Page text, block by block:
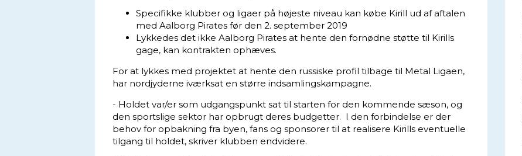
Specifikke klubber og ligaer på højeste niveau kan købe Kirill ud af aftalen
med Aalborg Pirates før den 2. september 2019
Lykkedes det ikke Aalborg Pirates at hente den fornødne støtte til Kirills
gage, kan kontrakten ophæves.
For at lykkes med projektet at hente den russiske profil tilbage til Metal Ligaen,
har nordjyderne iværksat en større indsamlingskampagne.
- Holdet var/er som udgangspunkt sat til starten for den kommende sæson, og
den sportslige sektor har opbrugt deres budgetter. I den forbindelse er der
behov for opbakning fra byen, fans og sponsorer til at realisere Kirills eventuelle
tilgang til holdet, skriver klubben endvidere.